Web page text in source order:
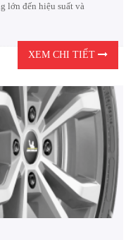
lớn đến hiệu suất và
XEM CHI TIẾT